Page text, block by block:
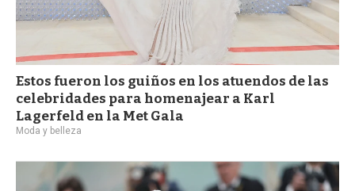
Estos fueron los guiños en los atuendos de las
celebridades para homenajear a Karl
Lagerfeld en la Met Gala
Moda y belleza